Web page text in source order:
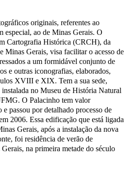
originais, referentes ao
especial, ao de Minas Gerais. O
Cartografia Histórica (CRCH), da
Minas Gerais, visa facilitar o acesso de
a um formidável conjunto de
e outras iconografias, elaborados,
XVIII e XIX. Tem a sua sede,
no Museu de História Natural
O Palacinho tem valor
passou por detalhado processo de
2006. Essa edificação que está ligada
Gerais, após a instalação da nova
foi residência de verão de
na primeira metade do século